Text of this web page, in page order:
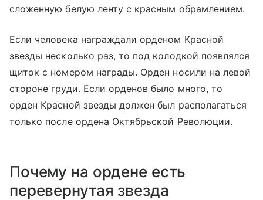
сложенную белую ленту с красным обрамлением.
Если человека награждали орденом Красной
звезды несколько раз, то под колодкой появлялся
щиток с номером награды. Орден носили на левой
стороне груди. Если орденов было много, то
орден Красной звезды должен был располагаться
только после ордена Октябрьской Революции.
Почему на ордене есть
перевернутая звезда